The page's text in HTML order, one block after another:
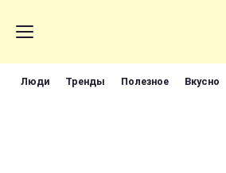
Люди Тренды Полезное Вкусно